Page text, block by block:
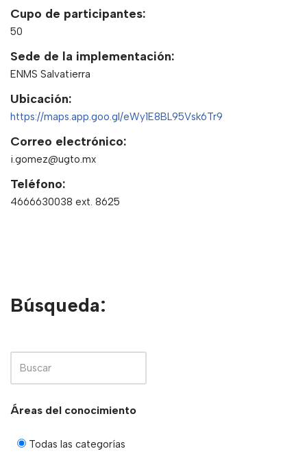
Cupo de participantes:
50
Sede de la implementación:
ENMS Salvatierra
Ubicación:
https://maps.app.goo.gl/eWy1E8BL95Vsk6Tr9
Correo electrónico:
i.gomez@ugto.mx
Teléfono:
4666630038 ext. 8625
Búsqueda:
Áreas del conocimiento
Todas las categorías